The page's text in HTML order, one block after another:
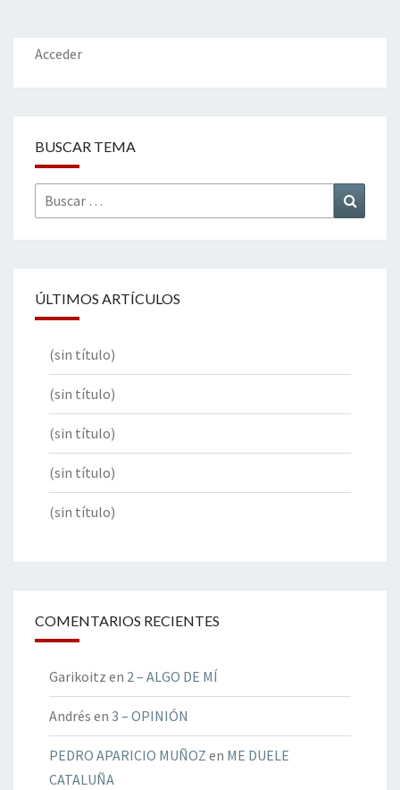
Acceder
BUSCAR TEMA
Buscar
por:
ÚLTIMOS ARTÍCULOS
(sin título)
(sin título)
(sin título)
(sin título)
(sin título)
COMENTARIOS RECIENTES
Garikoitz en 2 – ALGO DE MÍ
Andrés en 3 – OPINIÓN
PEDRO APARICIO MUÑOZ en ME DUELE
CATALUÑA